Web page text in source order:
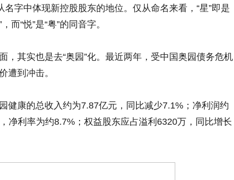
名字中体现新控股股东的地位。仅从命名来看，“星”即是
而“悦”是“粤”的同音字。
，其实也是去“奥园”化。最近两年，受中国奥园债务危机
遭到冲击。
健康的总收入约为7.87亿元，同比减少7.1%；净利润约
净利率为约8.7%；权益股东应占溢利6320万，同比增长